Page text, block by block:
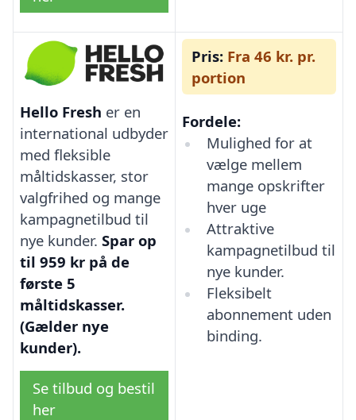
Hello Fresh er en
international udbyder
med fleksible
måltidskasser, stor
valgfrihed og mange
kampagnetilbud til
nye kunder. Spar op
til 959 kr på de
første 5
måltidskasser.
(Gælder nye
kunder).
Se tilbud og bestil
her
Pris: Fra 46 kr. pr.
portion
Fordele:
Mulighed for at
vælge mellem
mange opskrifter
hver uge
Attraktive
kampagnetilbud til
nye kunder.
Fleksibelt
abonnement uden
binding.